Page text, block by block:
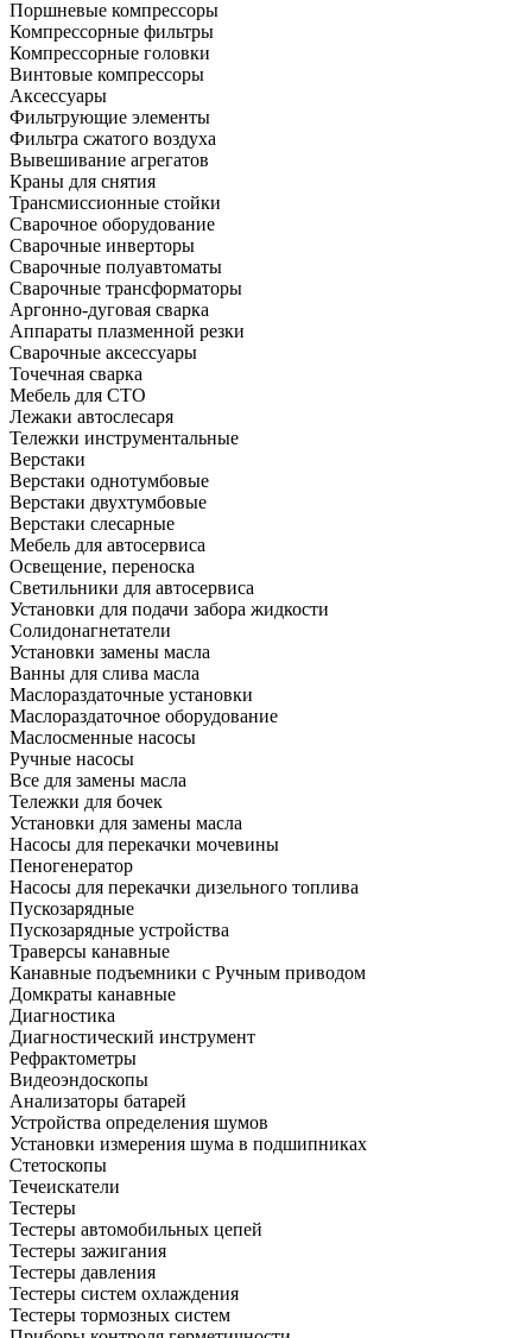
Поршневые компрессоры
Компрессорные фильтры
Компрессорные головки
Винтовые компрессоры
Аксессуары
Фильтрующие элементы
Фильтра сжатого воздуха
Вывешивание агрегатов
Краны для снятия
Трансмиссионные стойки
Сварочное оборудование
Сварочные инверторы
Сварочные полуавтоматы
Сварочные трансформаторы
Аргонно-дуговая сварка
Аппараты плазменной резки
Сварочные аксессуары
Точечная сварка
Мебель для СТО
Лежаки автослесаря
Тележки инструментальные
Верстаки
Верстаки однотумбовые
Верстаки двухтумбовые
Верстаки слесарные
Мебель для автосервиса
Освещение, переноска
Светильники для автосервиса
Установки для подачи забора жидкости
Солидонагнетатели
Установки замены масла
Ванны для слива масла
Маслораздаточные установки
Маслораздаточное оборудование
Маслосменные насосы
Ручные насосы
Все для замены масла
Тележки для бочек
Установки для замены масла
Насосы для перекачки мочевины
Пеногенератор
Насосы для перекачки дизельного топлива
Пускозарядные
Пускозарядные устройства
Траверсы канавные
Канавные подъемники с Ручным приводом
Домкраты канавные
Диагностика
Диагностический инструмент
Рефрактометры
Видеоэндоскопы
Анализаторы батарей
Устройства определения шумов
Установки измерения шума в подшипниках
Стетоскопы
Течеискатели
Тестеры
Тестеры автомобильных цепей
Тестеры зажигания
Тестеры давления
Тестеры систем охлаждения
Тестеры тормозных систем